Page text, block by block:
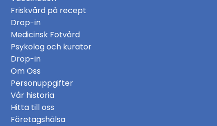
Friskvård på recept
Drop-in
Medicinsk Fotvård
Psykolog och kurator
Drop-in
Om Oss
Personuppgifter
Vår historia
Hitta till oss
Företagshälsa